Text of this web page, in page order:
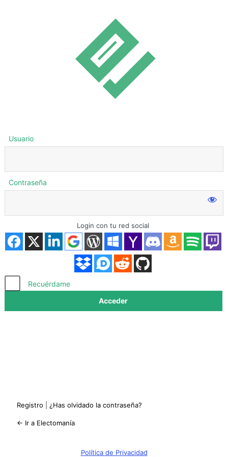
Acceder
Usuario
Contraseña
Login con tu red social
Recuérdame
Registro ¿Has olvidado la contraseña?
← Ir a Electomanía
Política de Privacidad